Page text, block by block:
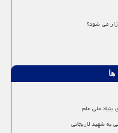
می شود؟
ملی علم
به شهید لاریجانی